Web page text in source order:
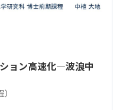
ョン高速化―波浪中